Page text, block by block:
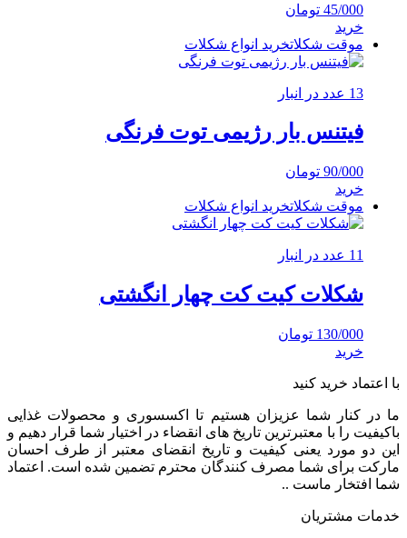
45/000 تومان
خرید
موقت شکلاتخرید انواع شکلات
13 عدد در انبار
فیتنس بار رژیمی توت فرنگی
90/000 تومان
خرید
موقت شکلاتخرید انواع شکلات
11 عدد در انبار
شکلات کیت کت چهار انگشتی
130/000 تومان
خرید
با اعتماد خرید کنید
ما در کنار شما عزیزان هستیم تا اکسسوری و محصولات غذایی
باکیفیت را با معتبرترین تاریخ های انقضاء در اختیار شما قرار دهیم و
این دو مورد یعنی کیفیت و تاریخ انقضای معتبر از طرف احسان
مارکت برای شما مصرف کنندگان محترم تضمین شده است. اعتماد
شما افتخار ماست ..
خدمات مشتریان